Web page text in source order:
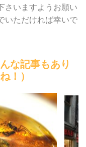
さいますようお願い
いただければ幸いで
な記事もあり
！）